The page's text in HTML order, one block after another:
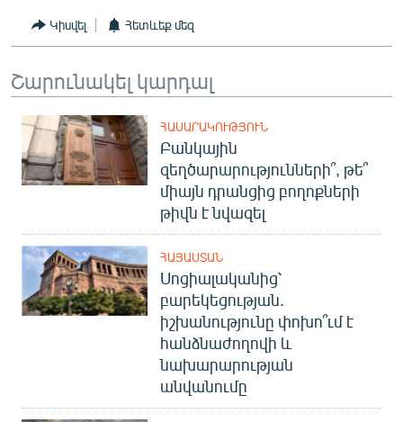
ՀԵՏԵՎԵՔ ՄԵԶ
«Ազատության» բոլոր կայքերը
Կիսվել Հետևեք մեզ
Շարունակել կարդալ
ՀԱՍԱՐԱԿՈՒԹՅՈՒՆ
Բանկային
զեղծարարությունների՞, թե՞
միայն դրանցից բողոքների
թիվն է նվազել
ՀԱՅԱՍՏԱՆ
Սոցիալականից՝
բարեկեցության.
իշխանությունը փոխո՞ւմ է
հանձնաժողովի և
նախարարության
անվանումը